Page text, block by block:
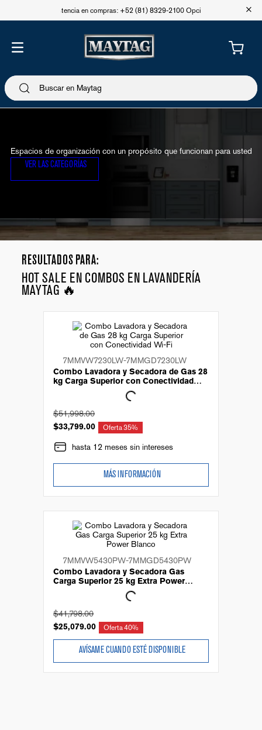
Asistencia en compras: +52 (81) 8329-2100 Opción 1 +
Espacios de organización con un propósito que funcionan para usted
VER LAS CATEGORÍAS
Hot Sale en combos en Lavandería Maytag 🔥
RESULTADOS PARA:
HOT SALE EN COMBOS EN LAVANDERÍA
MAYTAG 🔥
7MMVW7230LW-7MMGD7230LW
Combo Lavadora y Secadora de Gas 28
kg Carga Superior con Conectividad
$51,998.00
$33,799.00 Oferta35%
hasta 12 meses sin intereses
MÁS INFORMACIÓN
7MMVW5430PW-7MMGD5430PW
Combo Lavadora y Secadora Gas
Carga Superior 25 kg Extra Power
$41,798.00
$25,079.00 Oferta40%
AVÍSAME CUANDO ESTÉ DISPONIBLE